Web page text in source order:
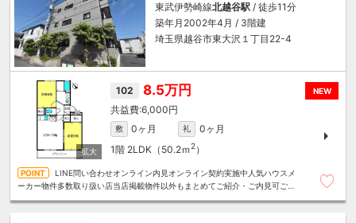
東武伊勢崎線北越谷駅 / 徒歩11分
築年月2002年4月 / 3階建
埼玉県越谷市東大沢１丁目22-4
NEW
102 8.5万円
6,000円
敷 0ヶ月 礼
0ヶ月
1階 2LDK（50.2ｍ 2）
LINE問い合わせオンライン内見オンライン契約実施中人気ハウスメ
ーカー物件多数取り扱い店当店掲載物件以外もまとめてご紹介・ご内見可ご予